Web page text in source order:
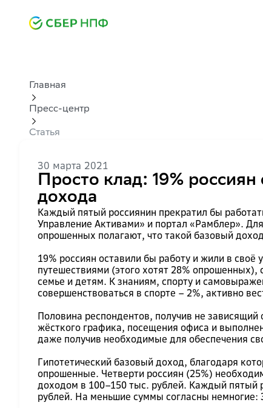
Главная
Пресс-центр
Статья
30 марта 2021
Просто клад: 19%
дохода
Каждый пятый россиянин прекратил бы
Управление Активами» и портал «Рамблер».
опрошенных полагают, что такой базовый
19% россиян оставили бы работу и жили в
путешествиями (этого хотят 28%
семье и детям. К знаниям, спорту и
совершенствоваться в спорте – 2%, активно
Половина респондентов, получив не
жёсткого графика, посещения офиса и
даже получив необходимые для обеспечения
Гипотетический базовый доход, благодаря
опрошенные. Четверти россиян (25%)
доходом в 100–150 тыс. рублей. Каждый пятый
рублей. На меньшие суммы согласны немногие: